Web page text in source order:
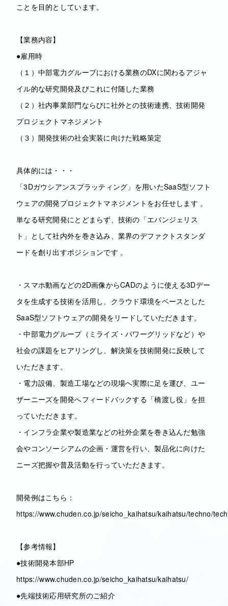
ことを目的としています。
【業務内容】
●雇用時
（１）中部電力グループにおける業務のDXに関わるアジャ
イル的な研究開発及びこれに付随した業務
（２）社内事業部門ならびに社外との技術連携、技術開発
プロジェクトマネジメント
（３）開発技術の社会実装に向けた戦略策定
具体的には・・・
「3Dガウシアンスプラッティング」を用いたSaaS型ソフト
ウェアの開発プロジェクトマネジメントをお任せします 。
単なる研究開発にとどまらず、技術の「エバンジェリス
ト」として社内外を巻き込み、業界のデファクトスタンダ
ードを創り出すポジションです 。
・スマホ動画などの2D画像からCADのように使える3Dデー
タを生成する技術を活用し、クラウド環境をベースとした
SaaS型ソフトウェアの開発をリードしていただきます。
・中部電力グループ（ミライズ・パワーグリッドなど）や
社会の課題をヒアリングし、解決策を技術開発に反映して
いただきます。
・電力設備、製造工場などの現場へ実際に足を運び、ユー
ザーニーズを開発へフィードバックする「橋渡し役」を担
っていただきます。
・インフラ企業や製造業などの社外企業を巻き込んだ勉強
会やコンソーシアムの企画・運営を行い、製品化に向けた
ニーズ把握や普及活動を行っていただきます。
開発例はこちら：
https://www.chuden.co.jp/seicho_kaihatsu/kaihatsu/techno/
【参考情報】
●技術開発本部HP
https://www.chuden.co.jp/seicho_kaihatsu/kaihatsu/
●先端技術応用研究所のご紹介